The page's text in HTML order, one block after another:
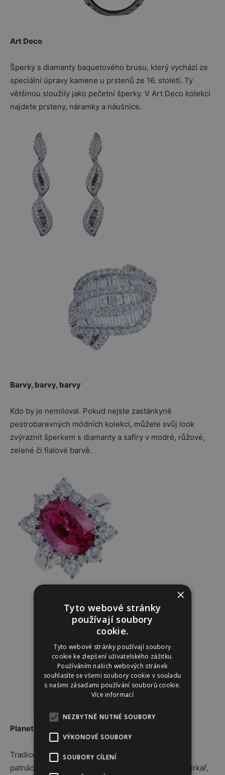
Art Deco
Šperky s diamanty baquetového brusu, který vychází ze
speciální úpravy kamene u prstenů ze 16. století. Ty
většinou sloužily jako pečetní šperky. V Art Deco kolekci
najdete prsteny, náramky a náušnice.
Barvy, barvy, barvy
Kdo by je nemiloval. Pokud nejste zastánkyně
pestrobarevných módních kolekcí, můžete svůj look
zvýraznit šperkem s diamanty a safíry v modré, růžové,
zelené či fialové barvě.
Planeta květin
Tradice květinových šperků sahá až do Turecka
patnáctého století, kde sultán Sulejman, zručný šperkař,
×
Tyto webové stránky
používají soubory
cookie.
Tyto webové stránky používají soubory
cookie ke zlepšení uživatelského zážitku.
Používáním našich webových stránek
souhlasíte se všemi soubory cookie v souladu
s našimi zásadami používání souborů cookie.
Více informací
NEZBYTNĚ NUTNÉ SOUBORY
VÝKONOVÉ SOUBORY
SOUBORY CÍLENÍ